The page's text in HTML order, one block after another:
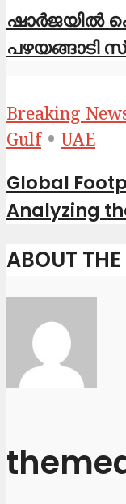
ഷാര്‍ജയില്‍
പഴയങ്ങാടി
Breaking
Gulf • UAE
Global
Analyzing
ABOUT